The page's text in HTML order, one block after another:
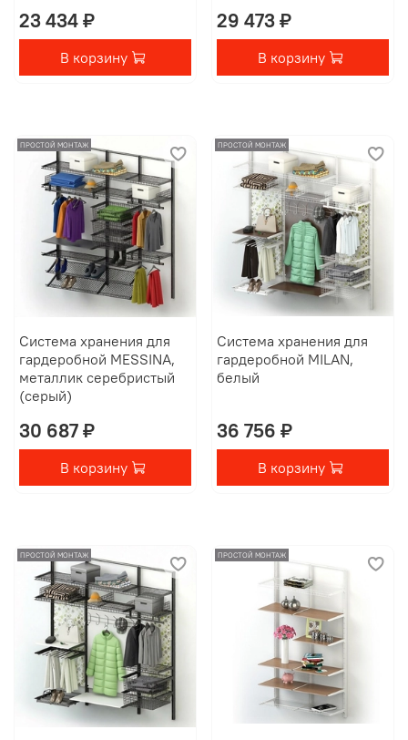
23 434 ₽
В корзину
29 473 ₽
В корзину
ПРОСТОЙ МОНТАЖ
Система хранения для
гардеробной MESSINA,
металлик серебристый
(серый)
30 687 ₽
В корзину
ПРОСТОЙ МОНТАЖ
Система хранения для
гардеробной MILAN,
белый
36 756 ₽
В корзину
ПРОСТОЙ МОНТАЖ ПРОСТОЙ МОНТАЖ